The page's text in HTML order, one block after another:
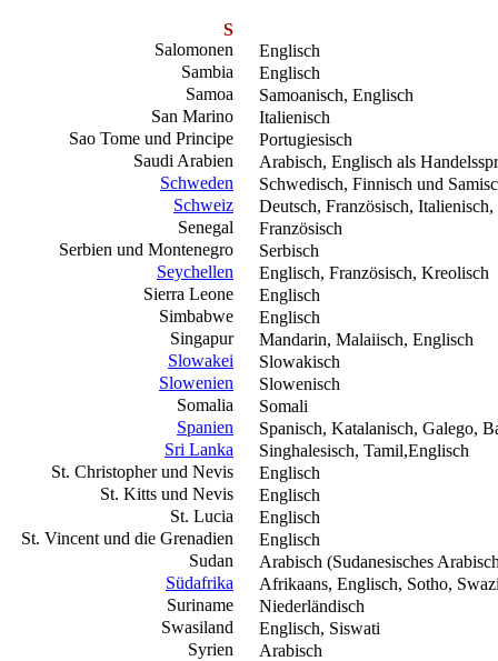
S
Salomonen
Englisch
Sambia
Englisch
Samoa
Samoanisch, Englisch
San Marino
Italienisch
Sao Tome und Principe
Portugiesisch
Saudi Arabien
Arabisch, Englisch als
Schweden
Schwedisch, Finnisch und
Schweiz
Deutsch, Französisch,
Senegal
Französisch
Serbien und Montenegro
Serbisch
Seychellen
Englisch, Französisch, Kreolisch
Sierra Leone
Englisch
Simbabwe
Englisch
Singapur
Mandarin, Malaiisch, Englisch
Slowakei
Slowakisch
Slowenien
Slowenisch
Somalia
Somali
Spanien
Spanisch, Katalanisch, Galego,
Sri Lanka
Singhalesisch, Tamil,Englisch
St. Christopher und Nevis
Englisch
St. Kitts und Nevis
Englisch
St. Lucia
Englisch
St. Vincent und die Grenadien
Englisch
Sudan
Arabisch (Sudanesisches
Südafrika
Afrikaans, Englisch, Sotho,
Suriname
Niederländisch
Swasiland
Englisch, Siswati
Syrien
Arabisch